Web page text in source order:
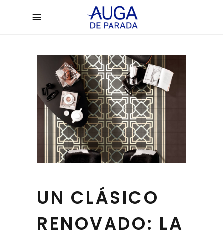
UN CLÁSICO
RENOVADO: LA